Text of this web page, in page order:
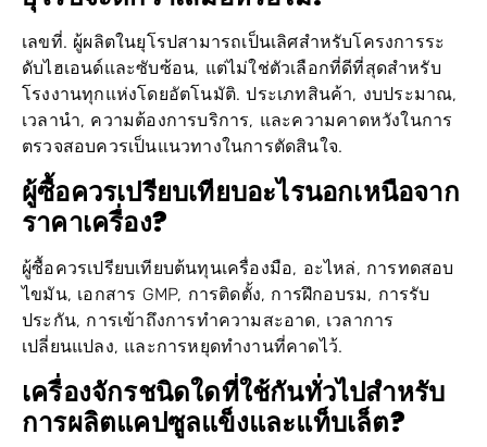
ดับไฮเอนด์และซับซ้อน, แต่ไม่ใช่ตัวเลือกที่ดีที่สุดสำหรับ
โรงงานทุกแห่งโดยอัตโนมัติ. ประเภทสินค้า, งบประมาณ,
เวลานำ, ความต้องการบริการ, และความคาดหวังในการ
ตรวจสอบควรเป็นแนวทางในการตัดสินใจ.
ผู้ซื้อควรเปรียบเทียบอะไรนอกเหนือจาก
ราคาเครื่อง?
ไขมัน, เอกสาร GMP, การติดตั้ง, การฝึกอบรม, การรับ
ประกัน, การเข้าถึงการทำความสะอาด, เวลาการ
เปลี่ยนแปลง, และการหยุดทำงานที่คาดไว้.
เครื่องจักรชนิดใดที่ใช้กันทั่วไปสำหรับ
การผลิตแคปซูลแข็งและแท็บเล็ต?